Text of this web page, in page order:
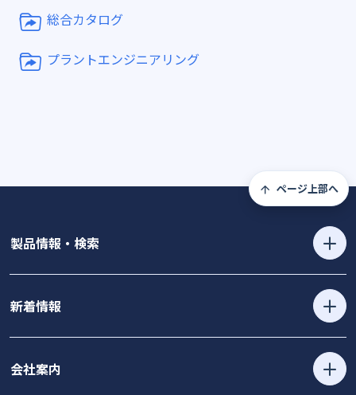
総合カタログ
プラントエンジニアリング
ページ上部へ
製品情報・検索
新着情報
会社案内